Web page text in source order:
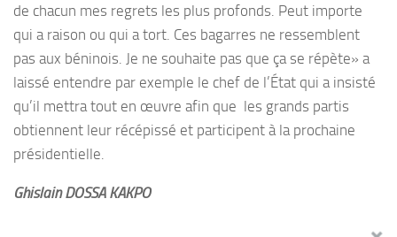
de chacun mes regrets les plus profonds. Peut importe
qui a raison ou qui a tort. Ces bagarres ne ressemblent
pas aux béninois. Je ne souhaite pas que ça se répète» a
laissé entendre par exemple le chef de l’État qui a insisté
qu’il mettra tout en œuvre afin que les grands partis
obtiennent leur récépissé et participent à la prochaine
présidentielle.
Ghislain DOSSA KAKPO